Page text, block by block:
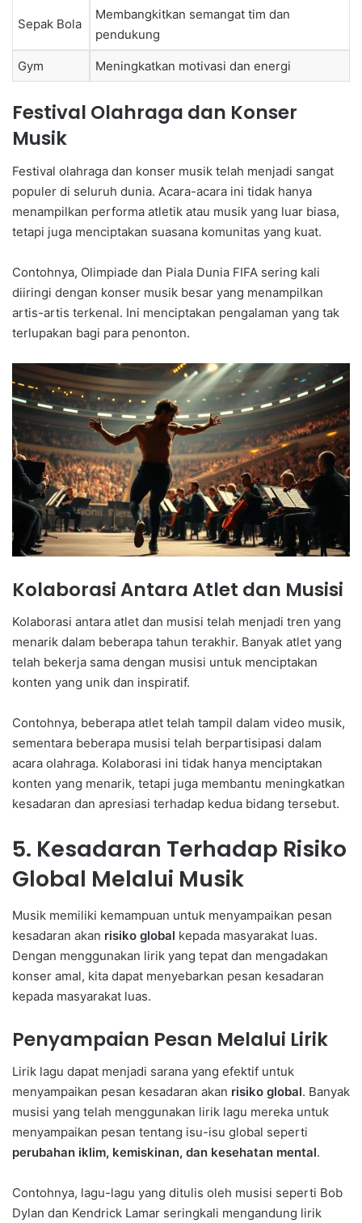
Sepak Bola
Membangkitkan semangat tim dan
pendukung
Gym Meningkatkan motivasi dan energi
Festival Olahraga dan Konser
Musik
Festival olahraga dan konser musik telah menjadi sangat
populer di seluruh dunia. Acara-acara ini tidak hanya
menampilkan performa atletik atau musik yang luar biasa,
tetapi juga menciptakan suasana komunitas yang kuat.
Contohnya, Olimpiade dan Piala Dunia FIFA sering kali
diiringi dengan konser musik besar yang menampilkan
artis-artis terkenal. Ini menciptakan pengalaman yang tak
terlupakan bagi para penonton.
Kolaborasi Antara Atlet dan Musisi
Kolaborasi antara atlet dan musisi telah menjadi tren yang
menarik dalam beberapa tahun terakhir. Banyak atlet yang
telah bekerja sama dengan musisi untuk menciptakan
konten yang unik dan inspiratif.
Contohnya, beberapa atlet telah tampil dalam video musik,
sementara beberapa musisi telah berpartisipasi dalam
acara olahraga. Kolaborasi ini tidak hanya menciptakan
konten yang menarik, tetapi juga membantu meningkatkan
kesadaran dan apresiasi terhadap kedua bidang tersebut.
5. Kesadaran Terhadap Risiko
Global Melalui Musik
Musik memiliki kemampuan untuk menyampaikan pesan
kesadaran akan risiko global kepada masyarakat luas.
Dengan menggunakan lirik yang tepat dan mengadakan
konser amal, kita dapat menyebarkan pesan kesadaran
kepada masyarakat luas.
Penyampaian Pesan Melalui Lirik
Lirik lagu dapat menjadi sarana yang efektif untuk
menyampaikan pesan kesadaran akan risiko global. Banyak
musisi yang telah menggunakan lirik lagu mereka untuk
menyampaikan pesan tentang isu-isu global seperti
perubahan iklim, kemiskinan, dan kesehatan mental.
Contohnya, lagu-lagu yang ditulis oleh musisi seperti Bob
Dylan dan Kendrick Lamar seringkali mengandung lirik